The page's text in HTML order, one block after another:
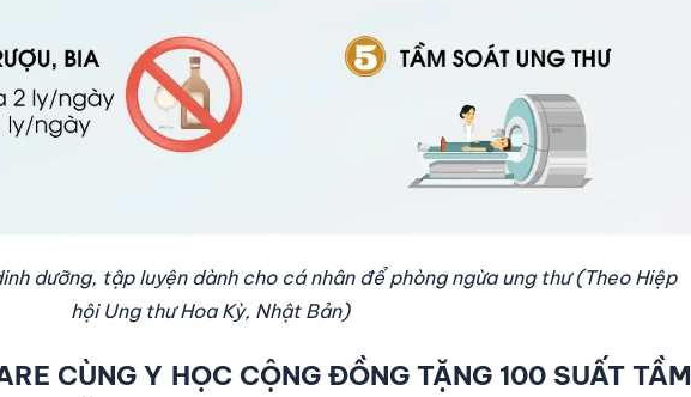
dưỡng, tập luyện dành cho cá nhân để phòng ngừa ung thư (Theo Hiệp
hội Ung thư Hoa Kỳ, Nhật Bản)
CÙNG Y HỌC CỘNG ĐỒNG TẶNG 100 SUẤT TẦM